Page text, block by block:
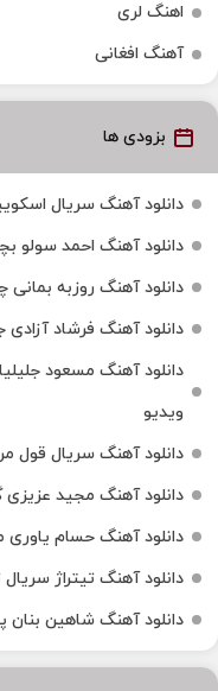
اهنگ لری
آهنگ افغانی
بزودی ها
دانلود آهنگ سریال اسکویید گیم 3 “کامل”
دانلود آهنگ احمد سولو
دانلود آهنگ روزبه
دانلود آهنگ فرشاد
ویدیو
دانلود آهنگ سریال قول
دانلود آهنگ مجید
دانلود آهنگ حسام
دانلود آهنگ تیتراژ
دانلود آهنگ شاهین بنان